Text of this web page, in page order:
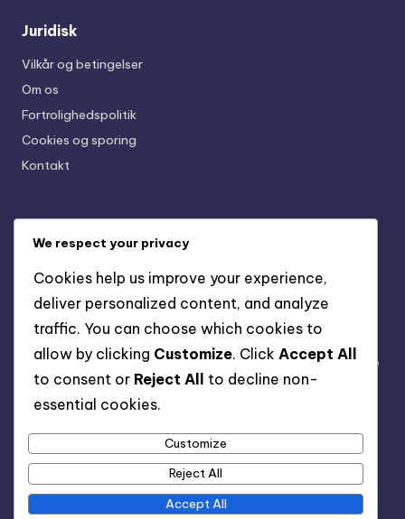
Juridisk
Vilkår og betingelser
Om os
Fortrolighedspolitik
Cookies og sporing
Kontakt
Fleksibilitet
Professionelle kunstige jordspidser: Ydeevne,
holdbarhed, stil
Bred Fit Kunstgræs Støvler: Komfort, Størrelse, Støtte
Premium Soft Ground Studs: Avanceret teknologi,
Materialer, Ydeevne
Alsidige kunstige jordspidser: Brug på flere overflader,
Tilpasningsevne, Design
We respect your privacy
Cookies help us improve your experience,
deliver personalized content, and analyze
traffic. You can choose which cookies to
allow by clicking Customize. Click Accept All
to consent or Reject All
to decline non-
essential cookies.
Customize
Reject All
Accept All